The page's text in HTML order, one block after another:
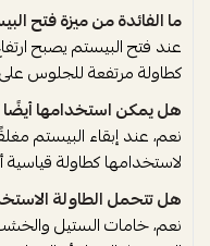
ما الفائدة من ميزة فتح
كطاولة مرتفعة للجلوس على
هل يمكن استخدامها أيضًا
لاستخدامها كطاولة
هل تتحمل الطاولة
نعم، خامات الستيل